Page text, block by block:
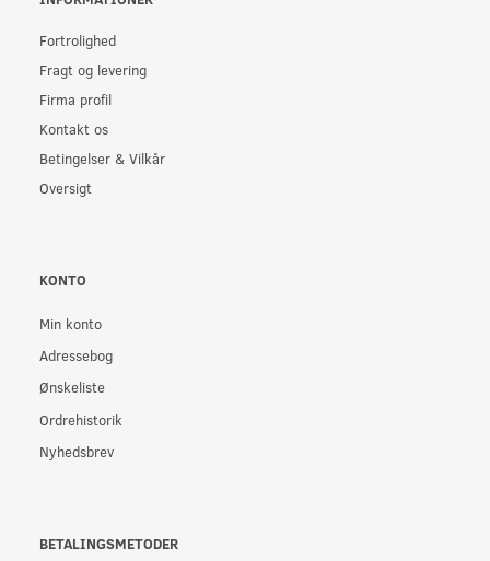
Fortrolighed
Fragt og levering
Firma profil
Kontakt os
Betingelser & Vilkår
Oversigt
KONTO
Min konto
Adressebog
Ønskeliste
Ordrehistorik
Nyhedsbrev
BETALINGSMETODER